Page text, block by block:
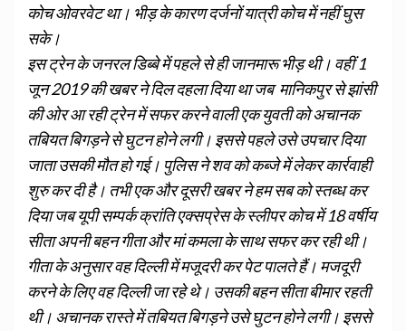
कोच ओवरवेट था। भीड़ के कारण दर्जनों यात्री कोच में नहीं घुस
सके।
इस ट्रेन के जनरल डिब्बे में पहले से ही जानमारू भीड़ थी। वहीं 1
जून 2019 की खबर ने दिल दहला दिया था जब मानिकपुर से झांसी
की ओर आ रही ट्रेन में सफर करने वाली एक युवती को अचानक
तबियत बिगड़ने से घुटन होने लगी। इससे पहले उसे उपचार दिया
जाता उसकी मौत हो गई। पुलिस ने शव को कब्जे में लेकर कार्रवाही
शुरु कर दी है। तभी एक और दूसरी खबर ने हम सब को स्तब्ध कर
दिया जब यूपी सम्पर्क क्रांति एक्सप्रेस के स्लीपर कोच में 18 वर्षीय
सीता अपनी बहन गीता और मां कमला के साथ सफर कर रही थी।
गीता के अनुसार वह दिल्ली में मजूदरी कर पेट पालते हैं। मजदूरी
करने के लिए वह दिल्ली जा रहे थे। उसकी बहन सीता बीमार रहती
थी। अचानक रास्ते में तबियत बिगड़ने उसे घुटन होने लगी। इससे